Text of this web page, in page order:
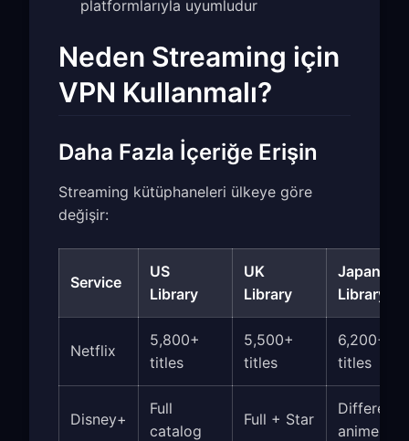
platformlarıyla uyumludur
Neden Streaming için
VPN Kullanmalı?
Daha Fazla İçeriğe Erişin
Streaming kütüphaneleri ülkeye göre
değişir:
Service
US
Library
UK
Library
Japan
Library
Netflix
5,800+
titles
5,500+
titles
6,200+
titles
Disney+
Full
catalog
Full + Star
Different
anime